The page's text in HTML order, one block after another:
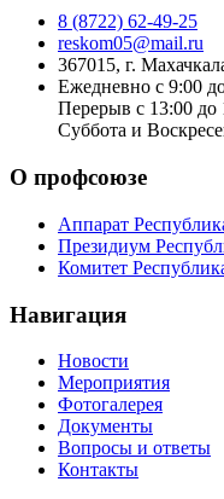
8 (8722) 62-49-25
reskom05@mail.ru
367015, г.
Ежедневно с 9:00
Перерыв с 13:00 до
Суббота и
О профсоюзе
Аппарат
Президиум
Комитет
Навигация
Новости
Мероприятия
Фотогалерея
Документы
Вопросы и ответы
Контакты